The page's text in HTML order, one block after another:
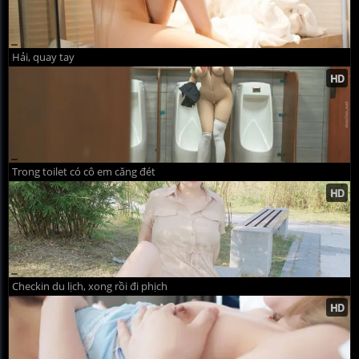
Hải, quay tay
Trong toilet có cô em căng đét
Checkin du lịch, xong rồi đi phịch